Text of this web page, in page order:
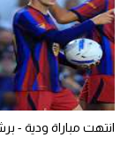
انتهت مباراة ودية - برشلونة (0)-(1) أودينيزي.. هزيمة